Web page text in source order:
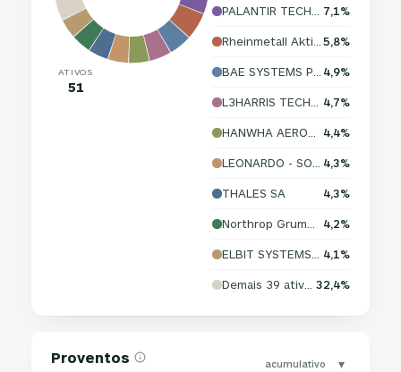
ATIVOS
51
7,1%
5,8%
4,9%
4,7%
4,4%
4,3%
THALES SA 4,3%
4,2%
4,1%
32,4%
Proventos acumulativo ▾